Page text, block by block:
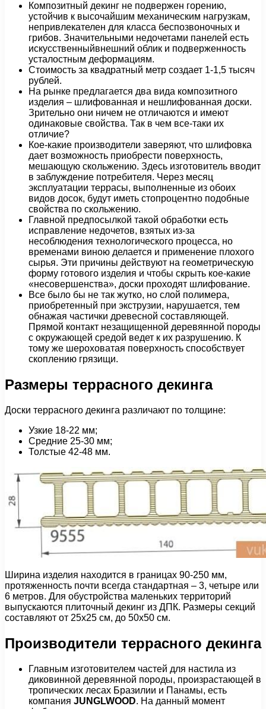
Композитный декинг не подвержен горению,
устойчив к высочайшим механическим нагрузкам,
непривлекателен для класса беспозвоночных и
грибов. Значительными недочетами панелей есть
искусственныйвнешний облик и подверженность
усталостным деформациям.
Стоимость за квадратный метр создает 1-1,5 тысяч
рублей.
На рынке предлагается два вида композитного
изделия – шлифованная и нешлифованная доски.
Зрительно они ничем не отличаются и имеют
одинаковые свойства. Так в чем все-таки их
отличие?
Кое-какие производители заверяют, что шлифовка
дает возможность приобрести поверхность,
мешающую скольжению. Здесь изготовитель вводит
в заблуждение потребителя. Через месяц
эксплуатации террасы, выполненные из обоих
видов досок, будут иметь стопроцентно подобные
свойства по скольжению.
Главной предпосылкой такой обработки есть
исправление недочетов, взятых из-за
несоблюдения технологического процесса, но
временами виною делается и применение плохого
сырья. Эти причины действуют на геометрическую
форму готового изделия и чтобы скрыть кое-какие
«несовершенства», доски проходят шлифование.
Все было бы не так жутко, но слой полимера,
приобретенный при экструзии, нарушается, тем
обнажая частички древесной составляющей.
Прямой контакт незащищенной деревянной породы
с окружающей средой ведет к их разрушению. К
тому же шероховатая поверхность способствует
скоплению грязищи.
Размеры террасного декинга
Доски террасного декинга различают по толщине:
Узкие 18-22 мм;
Средние 25-30 мм;
Толстые 42-48 мм.
Ширина изделия находится в границах 90-250 мм,
протяженность почти всегда стандартная – 3, четыре или
6 метров. Для обустройства маленьких территорий
выпускаются плиточный декинг из ДПК. Размеры секций
составляют от 25х25 см, до 50х50 см.
Производители террасного декинга
Главным изготовителем частей для настила из
диковинной деревянной породы, произрастающей в
тропических лесах Бразилии и Панамы, есть
компания JUNGLWOOD. На данный момент